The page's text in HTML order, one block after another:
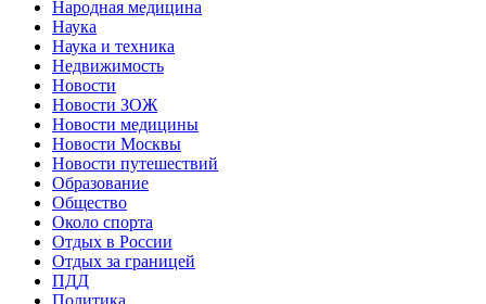
Народная медицина
Наука
Наука и техника
Недвижимость
Новости
Новости ЗОЖ
Новости медицины
Новости Москвы
Новости путешествий
Образование
Общество
Около спорта
Отдых в России
Отдых за границей
ПДД
Политика